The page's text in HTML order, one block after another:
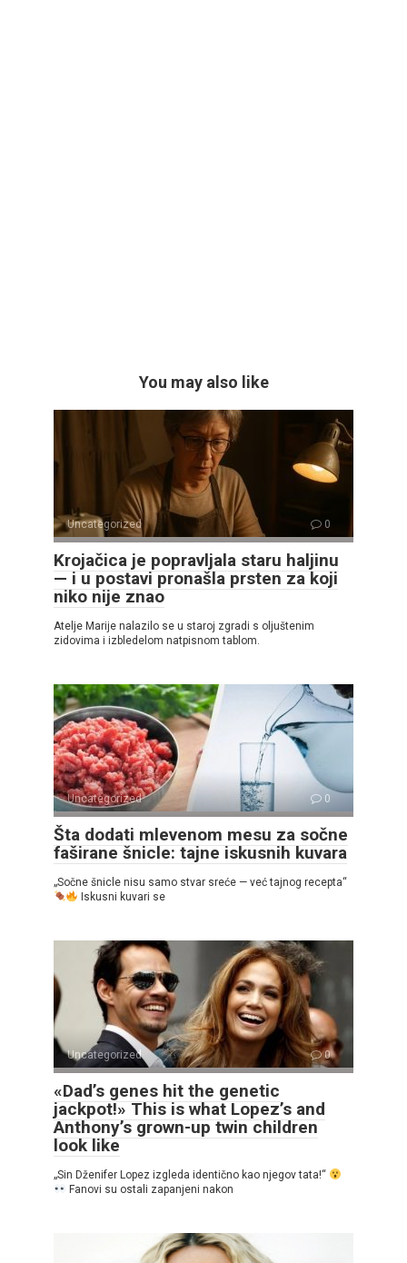
You may also like
Uncategorized 0
Krojačica je popravljala staru haljinu
— i u postavi pronašla prsten za koji
niko nije znao
Atelje Marije nalazilo se u staroj zgradi s oljuštenim
zidovima i izbledelom natpisnom tablom.
Uncategorized 0
Šta dodati mlevenom mesu za sočne
faširane šnicle: tajne iskusnih kuvara
„Sočne šnicle nisu samo stvar sreće — već tajnog recepta“
Iskusni kuvari se
Uncategorized 0
«Dad’s genes hit the genetic
jackpot!» This is what Lopez’s and
Anthony’s grown-up twin children
look like
„Sin Dženifer Lopez izgleda identično kao njegov tata!“
Fanovi su ostali zapanjeni nakon